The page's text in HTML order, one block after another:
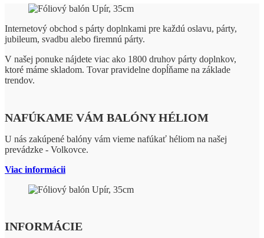
Internetový obchod s párty doplnkami pre každú oslavu, párty,
jubileum, svadbu alebo firemnú párty.
V našej ponuke nájdete viac ako 1800 druhov párty doplnkov,
ktoré máme skladom. Tovar pravidelne dopĺňame na základe
trendov.
NAFÚKAME VÁM BALÓNY HÉLIOM
U nás zakúpené balóny vám vieme nafúkať héliom na našej
prevádzke - Volkovce.
Viac informácii
INFORMÁCIE